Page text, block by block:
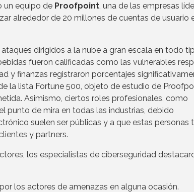
un equipo de Proofpoint , una de las empresas
alrededor de 20 millones de cuentas de usuario
dirigidos a la nube a gran escala en todo
fueron calificadas como las vulnerables
y finanzas registraron porcentajes
la lista Fortune 500, objeto de estudio de
Asimismo, ciertos roles profesionales, como
punto de mira en todas las industrias, debido
suelen ser públicas y a que estas personas
y partners.
los especialistas de ciberseguridad
los actores de amenazas en alguna ocasión.